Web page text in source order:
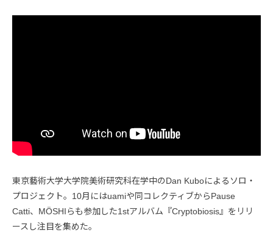
東京藝術大学大学院美術研究科在学中のDan Kuboによるソロ・
プロジェクト。10月にはuamiや同コレクティブからPause
Catti、MÖSHIらも参加した1stアルバム『Cryptobiosis』をリリ
ースし注目を集めた。